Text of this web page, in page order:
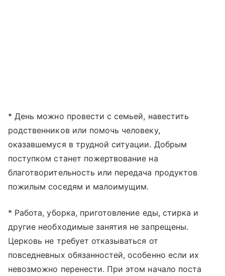
* День можно провести с семьей, навестить
родственников или помочь человеку,
оказавшемуся в трудной ситуации. Добрым
поступком станет пожертвование на
благотворительность или передача продуктов
пожилым соседям и малоимущим.
* Работа, уборка, приготовление еды, стирка и
другие необходимые занятия не запрещены.
Церковь не требует отказываться от
повседневных обязанностей, особенно если их
невозможно перенести. При этом начало поста